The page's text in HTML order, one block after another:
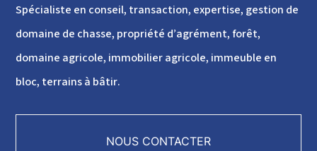
Spécialiste en conseil, transaction, expertise, gestion de
domaine de chasse, propriété d’agrément, forêt,
domaine agricole, immobilier agricole, immeuble en
bloc, terrains à bâtir.
NOUS CONTACTER